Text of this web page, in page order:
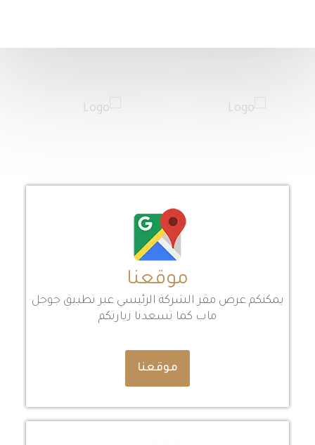
موقعنا
يمكنكم عرض مقر الشركة الرئيسي عبر تطبيق جوجل
ماب كما تسعدنا زيارتكم
موقعنا